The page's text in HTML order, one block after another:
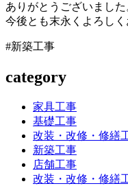
ありがとうございました
今後とも末永くよろしく
#新築工事
category
家具工事
基礎工事
改装・改修・修繕
新築工事
店舗工事
改装・改修・修繕